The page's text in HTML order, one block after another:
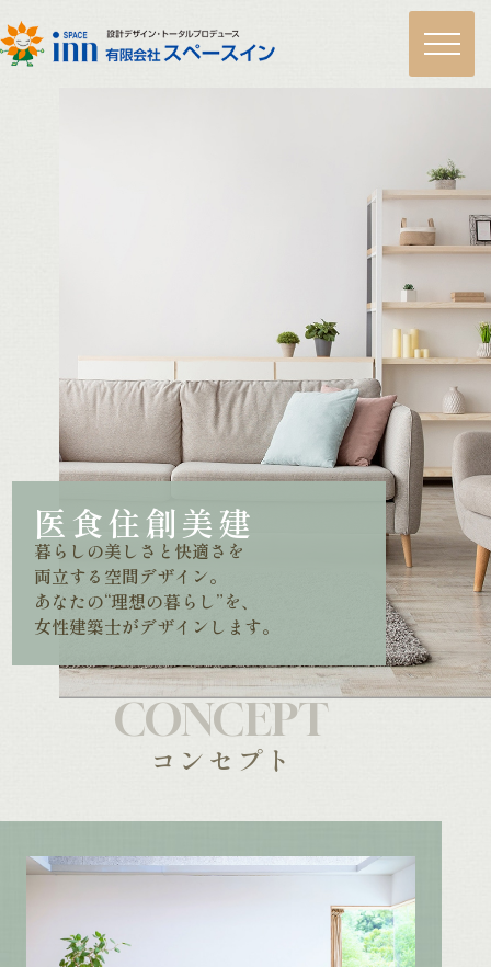
医食住創美建
暮らしの美しさと快適さを
両立する空間デザイン。
あなたの“理想の暮らし”を、
女性建築士がデザインします。
CONCEPT
コンセプト